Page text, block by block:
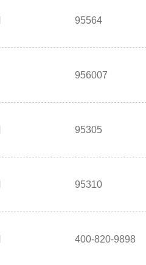
95564
956007
95305
95310
400-820-9898